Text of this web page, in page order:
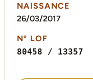
NAISSANCE
26/03/2017
N° LOF
80458 / 13357